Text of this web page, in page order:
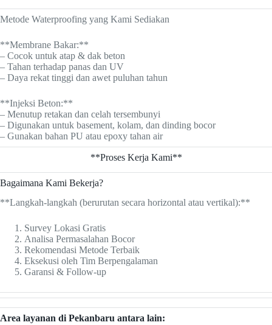
Metode Waterproofing yang Kami Sediakan
**Membrane Bakar:**
– Cocok untuk atap & dak beton
– Tahan terhadap panas dan UV
– Daya rekat tinggi dan awet puluhan tahun
**Injeksi Beton:**
– Menutup retakan dan celah tersembunyi
– Digunakan untuk basement, kolam, dan dinding bocor
– Gunakan bahan PU atau epoxy tahan air
**Proses Kerja Kami**
Bagaimana Kami Bekerja?
**Langkah-langkah (berurutan secara horizontal atau vertikal):**
Survey Lokasi Gratis
Analisa Permasalahan Bocor
Rekomendasi Metode Terbaik
Eksekusi oleh Tim Berpengalaman
Garansi & Follow-up
Area layanan di Pekanbaru antara lain: